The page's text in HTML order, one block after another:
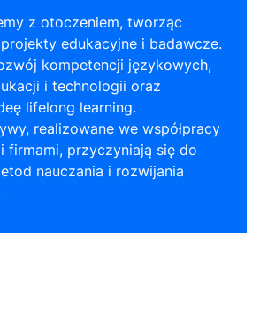
z otoczeniem, tworząc
edukacyjne i badawcze.
kompetencji językowych,
i technologii oraz
lifelong learning.
realizowane we współpracy
firmami, przyczyniają się do
nauczania i rozwijania